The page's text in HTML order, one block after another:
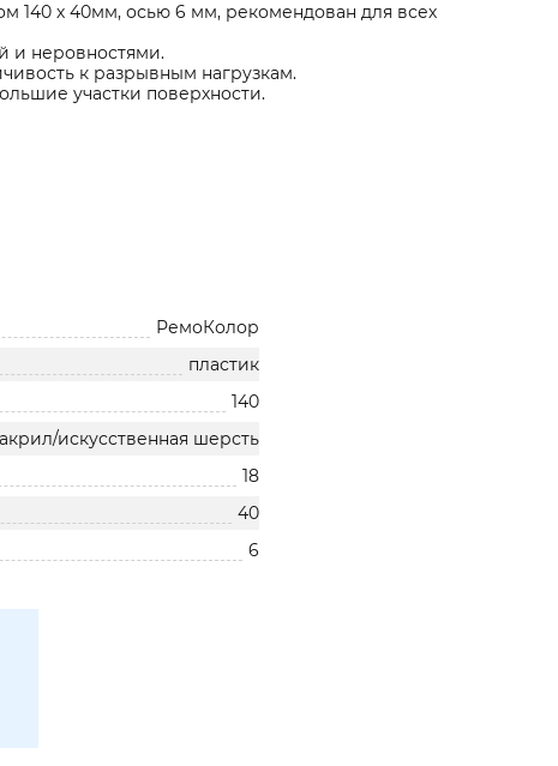
140 х 40мм, осью 6 мм, рекомендован для всех
и неровностями.
к разрывным нагрузкам.
участки поверхности.
РемоКолор
пластик
140
искусственная шерсть
18
40
6